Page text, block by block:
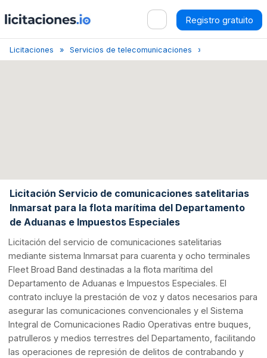
Registro gratuito
Licitaciones Servicios de telecomunicaciones
Licitación Servicio de comunicaciones satelitarias
Inmarsat para la flota marítima del Departamento
de Aduanas e Impuestos Especiales
Licitación del servicio de comunicaciones satelitarias
mediante sistema Inmarsat para cuarenta y ocho terminales
Fleet Broad Band destinadas a la flota marítima del
Departamento de Aduanas e Impuestos Especiales. El
contrato incluye la prestación de voz y datos necesarios para
asegurar las comunicaciones convencionales y el Sistema
Integral de Comunicaciones Radio Operativas entre buques,
patrulleros y medios terrestres del Departamento, facilitando
las operaciones de represión de delitos de contrabando y